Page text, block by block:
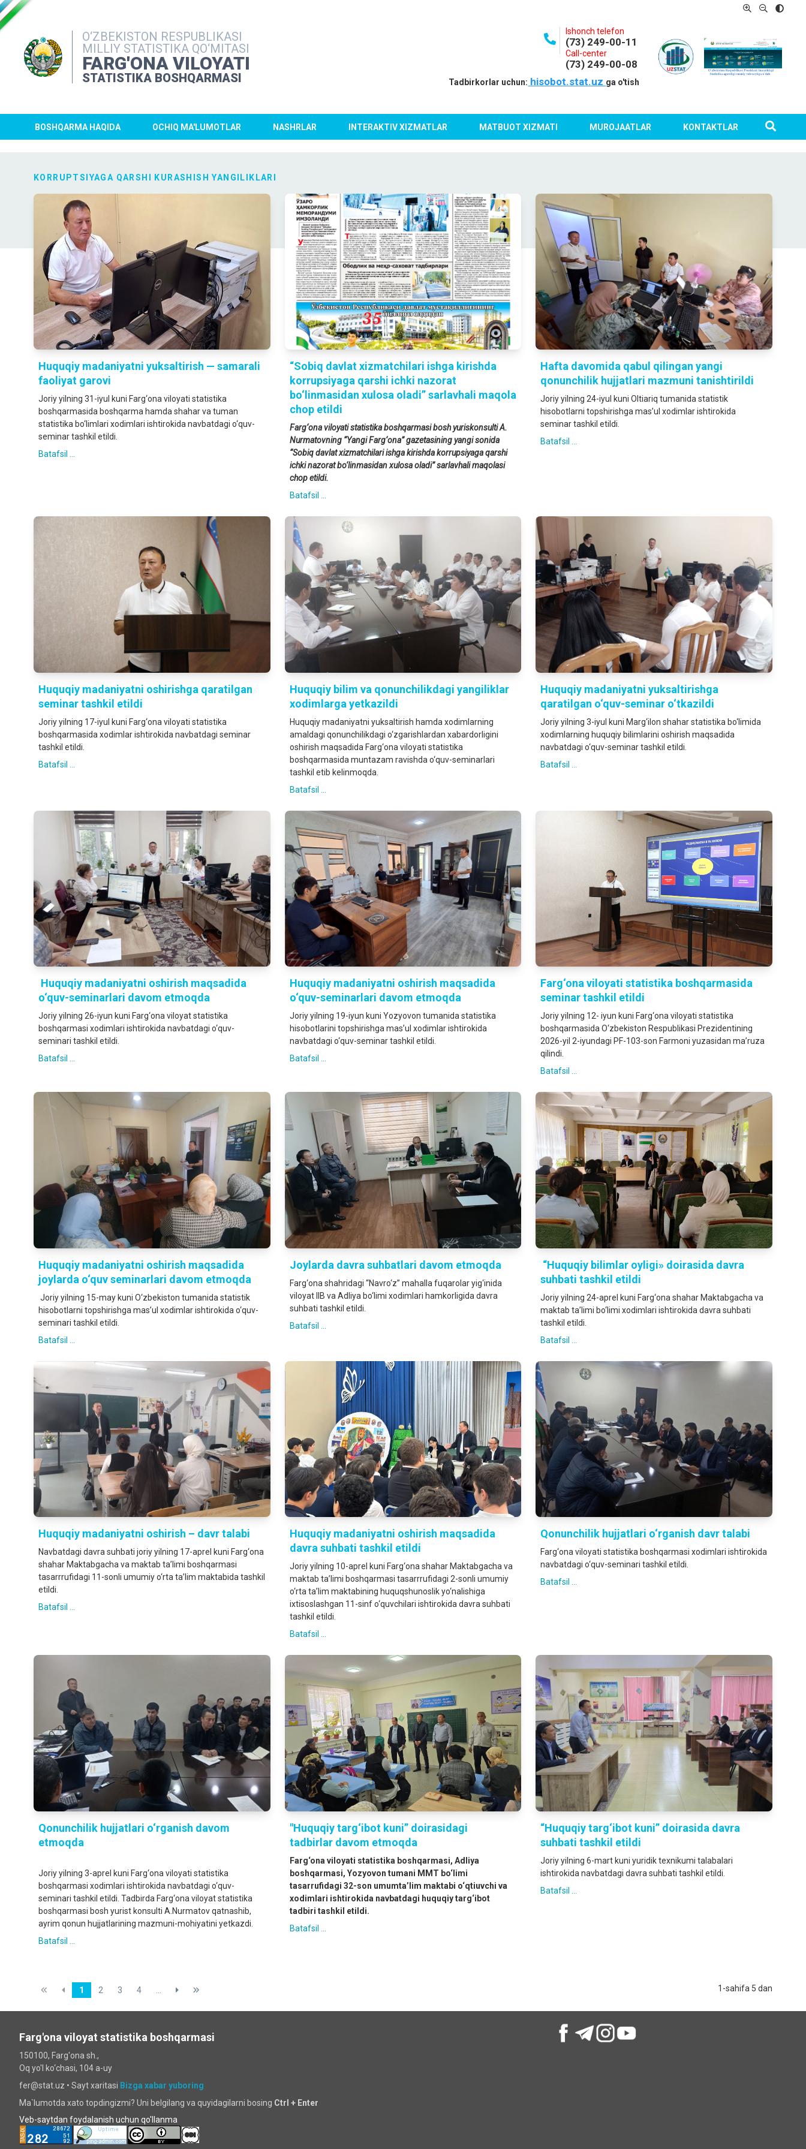
O‘ZBEKISTON RESPUBLIKASI
MILLIY STATISTIKA QO‘MITASI
FARG'ONA VILOYATI
STATISTIKA BOSHQARMASI
Ishonch telefon
(73) 249-00-11
Call-center
(73) 249-00-08
Tadbirkorlar uchun: hisobot.stat.uz ga o'tish
BOSHQARMA HAQIDA OCHIQ MA'LUMOTLAR NASHRLAR INTERAKTIV XIZMATLAR MATBUOT XIZMATI MUROJAATLAR KONTAKTLAR
KORRUPTSIYAGA QARSHI KURASHISH YANGILIKLARI
Huquqiy madaniyatni yuksaltirish — samarali
faoliyat garovi
Joriy yilning 31-iyul kuni Farg‘ona viloyati statistika
boshqarmasida boshqarma hamda shahar va tuman
statistika bo‘limlari xodimlari ishtirokida navbatdagi o‘quv-
seminar tashkil etildi.
Batafsil ...
“Sobiq davlat xizmatchilari ishga kirishda
korrupsiyaga qarshi ichki nazorat
bo‘linmasidan xulosa oladi” sarlavhali maqola
chop etildi
Farg‘ona viloyati statistika boshqarmasi bosh yuriskonsulti A.
Nurmatovning “Yangi Farg‘ona” gazetasining yangi sonida
“Sobiq davlat xizmatchilari ishga kirishda korrupsiyaga qarshi
ichki nazorat bo‘linmasidan xulosa oladi” sarlavhali maqolasi
chop etildi.
Batafsil ...
Hafta davomida qabul qilingan yangi
qonunchilik hujjatlari mazmuni tanishtirildi
Joriy yilning 24-iyul kuni Oltiariq tumanida statistik
hisobotlarni topshirishga mas’ul xodimlar ishtirokida
seminar tashkil etildi.
Batafsil ...
Huquqiy madaniyatni oshirishga qaratilgan
seminar tashkil etildi
Joriy yilning 17-iyul kuni Farg‘ona viloyati statistika
boshqarmasida xodimlar ishtirokida navbatdagi seminar
tashkil etildi.
Batafsil ...
Huquqiy bilim va qonunchilikdagi yangiliklar
xodimlarga yetkazildi
Huquqiy madaniyatni yuksaltirish hamda xodimlarning
amaldagi qonunchilikdagi o‘zgarishlardan xabardorligini
oshirish maqsadida Farg‘ona viloyati statistika
boshqarmasida muntazam ravishda o‘quv-seminarlari
tashkil etib kelinmoqda.
Batafsil ...
Huquqiy madaniyatni yuksaltirishga
qaratilgan o‘quv-seminar o‘tkazildi
Joriy yilning 3-iyul kuni Marg‘ilon shahar statistika bo‘limida
xodimlarning huquqiy bilimlarini oshirish maqsadida
navbatdagi o‘quv-seminar tashkil etildi.
Batafsil ...
Huquqiy madaniyatni oshirish maqsadida
o‘quv-seminarlari davom etmoqda
Joriy yilning 26-iyun kuni Farg‘ona viloyat statistika
boshqarmasi xodimlari ishtirokida navbatdagi o‘quv-
seminari tashkil etildi.
Batafsil ...
Huquqiy madaniyatni oshirish maqsadida
o‘quv-seminarlari davom etmoqda
Joriy yilning 19-iyun kuni Yozyovon tumanida statistika
hisobotlarini topshirishga mas’ul xodimlar ishtirokida
navbatdagi o‘quv-seminar tashkil etildi.
Batafsil ...
Farg‘ona viloyati statistika boshqarmasida
seminar tashkil etildi
Joriy yilning 12- iyun kuni Farg‘ona viloyati statistika
boshqarmasida O‘zbekiston Respublikasi Prezidentining
2026-yil 2-iyundagi PF-103-son Farmoni yuzasidan ma’ruza
qilindi.
Batafsil ...
Huquqiy madaniyatni oshirish maqsadida
joylarda o‘quv seminarlari davom etmoqda
Joriy yilning 15-may kuni O‘zbekiston tumanida statistik
hisobotlarni topshirishga mas’ul xodimlar ishtirokida o‘quv-
seminari tashkil etildi.
Batafsil ...
Joylarda davra suhbatlari davom etmoqda
Farg‘ona shahridagi “Navro‘z” mahalla fuqarolar yig‘inida
viloyat IIB va Adliya bo‘limi xodimlari hamkorligida davra
suhbati tashkil etildi.
Batafsil ...
“Huquqiy bilimlar oyligi» doirasida davra
suhbati tashkil etildi
Joriy yilning 24-aprel kuni Farg‘ona shahar Maktabgacha va
maktab ta’limi bo‘limi xodimlari ishtirokida davra suhbati
tashkil etildi.
Batafsil ...
Huquqiy madaniyatni oshirish – davr talabi
Navbatdagi davra suhbati joriy yilning 17-aprel kuni Farg‘ona
shahar Maktabgacha va maktab ta’limi boshqarmasi
tasarrrufidagi 11-sonli umumiy o‘rta ta’lim maktabida tashkil
etildi.
Batafsil ...
Huquqiy madaniyatni oshirish maqsadida
davra suhbati tashkil etildi
Joriy yilning 10-aprel kuni Farg‘ona shahar Maktabgacha va
maktab ta’limi boshqarmasi tasarrrufidagi 2-sonli umumiy
o‘rta ta’lim maktabining huquqshunoslik yo‘nalishiga
ixtisoslashgan 11-sinf o‘quvchilari ishtirokida davra suhbati
tashkil etildi.
Batafsil ...
Qonunchilik hujjatlari o‘rganish davr talabi
Farg‘ona viloyati statistika boshqarmasi xodimlari ishtirokida
navbatdagi o‘quv-seminari tashkil etildi.
Batafsil ...
Qonunchilik hujjatlari o‘rganish davom
etmoqda
Joriy yilning 3-aprel kuni Farg‘ona viloyati statistika
boshqarmasi xodimlari ishtirokida navbatdagi o‘quv-
seminari tashkil etildi. Tadbirda Farg‘ona viloyat statistika
boshqarmasi bosh yurist konsulti A.Nurmatov qatnashib,
ayrim qonun hujjatlarining mazmuni-mohiyatini yetkazdi.
Batafsil ...
"Huquqiy targ‘ibot kuni” doirasidagi
tadbirlar davom etmoqda
Farg‘ona viloyati statistika boshqarmasi, Adliya
boshqarmasi, Yozyovon tumani MMT bo‘limi
tasarrufidagi 32-son umumta’lim maktabi o‘qtiuvchi va
xodimlari ishtirokida navbatdagi huquqiy targ‘ibot
tadbiri tashkil etildi.
Batafsil ...
“Huquqiy targ‘ibot kuni” doirasida davra
suhbati tashkil etildi
Joriy yilning 6-mart kuni yuridik texnikumi talabalari
ishtirokida navbatdagi davra suhbati tashkil etildi.
Batafsil ...
1-sahifa 5 dan
1 2 3 4
Farg'ona viloyat statistika boshqarmasi
150100, Farg'ona sh.,
Oq yo'l ko‘chаsi, 104 a-uy
fer@stat.uz • Sayt xaritasi Bizga xabar yuboring
Ma`lumotda xato topdingizmi? Uni belgilang va quyidagilarni bosing Ctrl + Enter
Veb-saytdan foydalanish uchun qo'llanma